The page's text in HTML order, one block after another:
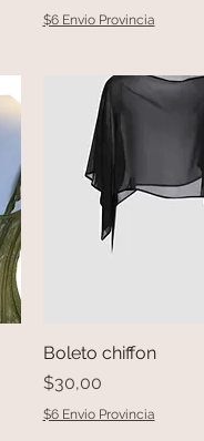
$6 Envio Provincia
Vista rápida
Boleto chiffon
Precio
$30,00
$6 Envio Provincia